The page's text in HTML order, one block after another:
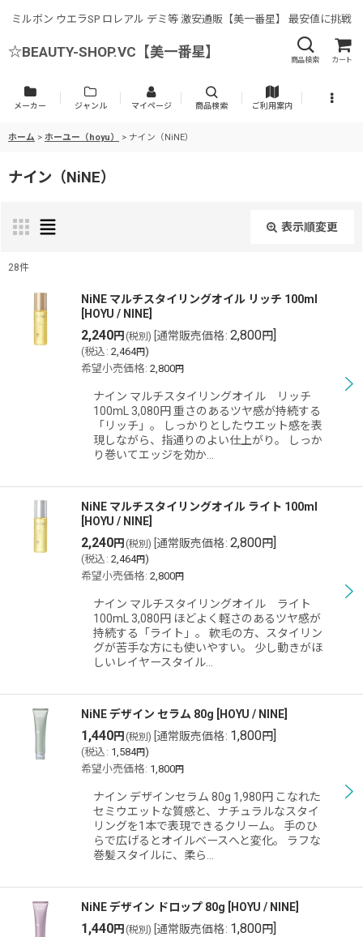
ミルボン ウエラSP ロレアル デミ等 激安通販【美一番星】 最安値に挑戦
☆BEAUTY-SHOP.VC【美一番星】
商品検索 カート
メーカー ジャンル マイページ 商品検索 ご利用案内
ホーム > ホーユー（hoyu） > ナイン（NiNE）
ナイン（NiNE）
表示順変更
表示数
並び順
絞り込む
28件
NiNE マルチスタイリングオイル リッチ 100ml
HOYU / NINE
2,240円 (税別) 通常販売価格: 2,800円]
(税込 : 2,464円)
希望小売価格: 2,800円
ナイン マルチスタイリングオイル リッチ
100mL 3,080円 重さのあるツヤ感が持続する
「リッチ」。 しっかりとしたウエット感を表
現しながら、指通りのよい仕上がり。 しっか
り巻いてエッジを効か…
NiNE マルチスタイリングオイル ライト 100ml
HOYU / NINE
2,240円 (税別) 通常販売価格: 2,800円]
(税込 : 2,464円)
希望小売価格: 2,800円
ナイン マルチスタイリングオイル ライト
100mL 3,080円 ほどよく軽さのあるツヤ感が
持続する「ライト」。 軟毛の方、スタイリン
グが苦手な方にも使いやすい。 少し動きがほ
しいレイヤースタイル…
NiNE デザイン セラム 80g HOYU / NINE
1,440円 (税別) 通常販売価格: 1,800円]
(税込 : 1,584円)
希望小売価格: 1,800円
ナイン デザインセラム 80g 1,980円 こなれた
セミウエットな質感と、ナチュラルなスタイ
リングを1本で表現できるクリーム。 手のひ
らで広げるとオイルベースへと変化。 ラフな
巻髪スタイルに、柔ら…
NiNE デザイン ドロップ 80g HOYU / NINE
1,440円 (税別) 通常販売価格: 1,800円]